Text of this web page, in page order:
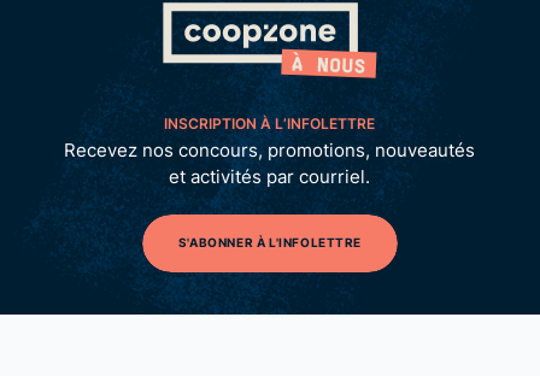
INSCRIPTION À L’INFOLETTRE
Recevez nos concours, promotions, nouveautés
et activités par courriel.
S'ABONNER À L'INFOLETTRE